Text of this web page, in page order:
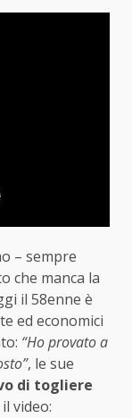
– sempre
che manca la
il 58enne è
ed economici
“Ho provato a
, le sue
di togliere
video: